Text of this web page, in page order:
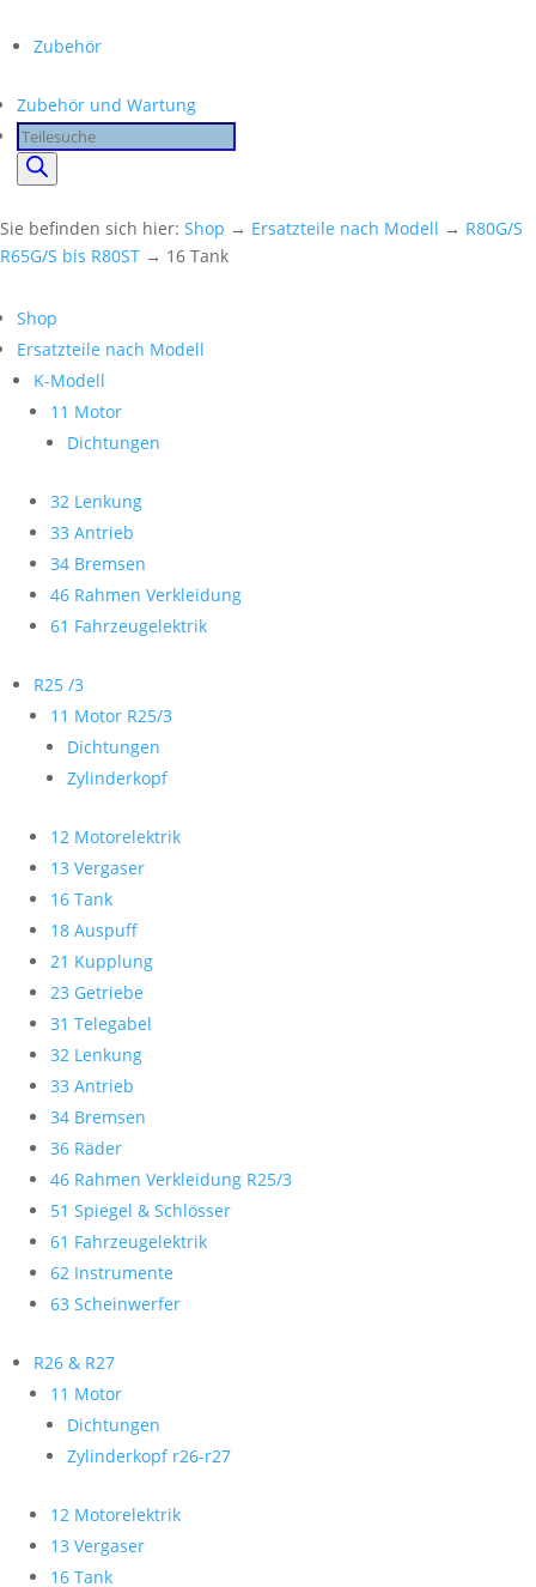
Zubehör
Zubehör und Wartung
Products
search
Sie befinden sich hier: Shop → Ersatzteile nach Modell → R80G/S
R65G/S bis R80ST → 16 Tank
Shop
Ersatzteile nach Modell
K-Modell
11 Motor
Dichtungen
32 Lenkung
33 Antrieb
34 Bremsen
46 Rahmen Verkleidung
61 Fahrzeugelektrik
R25 /3
11 Motor R25/3
Dichtungen
Zylinderkopf
12 Motorelektrik
13 Vergaser
16 Tank
18 Auspuff
21 Kupplung
23 Getriebe
31 Telegabel
32 Lenkung
33 Antrieb
34 Bremsen
36 Räder
46 Rahmen Verkleidung R25/3
51 Spiegel & Schlösser
61 Fahrzeugelektrik
62 Instrumente
63 Scheinwerfer
R26 & R27
11 Motor
Dichtungen
Zylinderkopf r26-r27
12 Motorelektrik
13 Vergaser
16 Tank